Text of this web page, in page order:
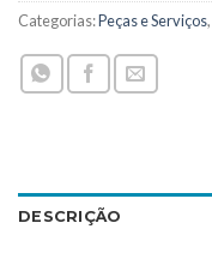
Categorias:Peças e Serviços,
DESCRIÇÃO